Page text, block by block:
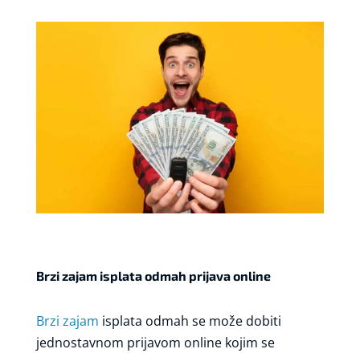
Brzi zajam isplata odmah prijava online
Brzi zajam isplata odmah se može dobiti
jednostavnom prijavom online kojim se